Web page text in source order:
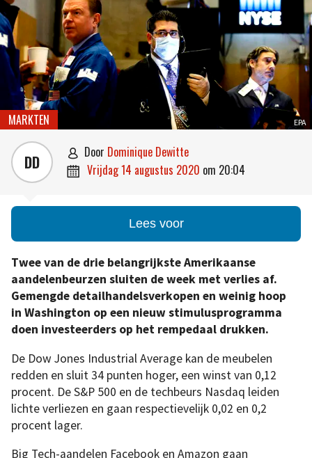
EPA
MARKTEN
DD  door Dominique Dewitte
 vrijdag 14 augustus 2020 om 20:04
Lees voor
Twee van de drie belangrijkste Amerikaanse
aandelenbeurzen sluiten de week met verlies af.
Gemengde detailhandelsverkopen en weinig hoop
in Washington op een nieuw stimulusprogramma
doen investeerders op het rempedaal drukken.
De Dow Jones Industrial Average kan de meubelen
redden en sluit 34 punten hoger, een winst van 0,12
procent. De S&P 500 en de techbeurs Nasdaq leiden
lichte verliezen en gaan respectievelijk 0,02 en 0,2
procent lager.
Big Tech-aandelen Facebook en Amazon gaan